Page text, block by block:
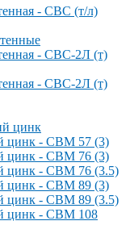
- СВС (т/л)
- СВС-2Л (т)
- СВС-2Л (т)
цинк
цинк - СВМ 57 (3)
цинк - СВМ 76 (3)
цинк - СВМ 76 (3.5)
цинк - СВМ 89 (3)
цинк - СВМ 89 (3.5)
цинк - СВМ 108